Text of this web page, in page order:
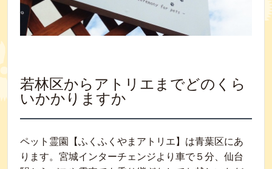
若林区からアトリエまでどのくら
いかかりますか
ペット霊園【ふくふくやまアトリエ】は青葉区にあ
ります。宮城インターチェンジより車で５分、仙台